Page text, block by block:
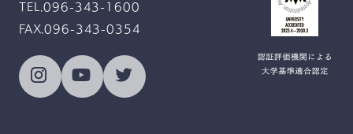
TEL.096-343-1600
FAX.096-343-0354